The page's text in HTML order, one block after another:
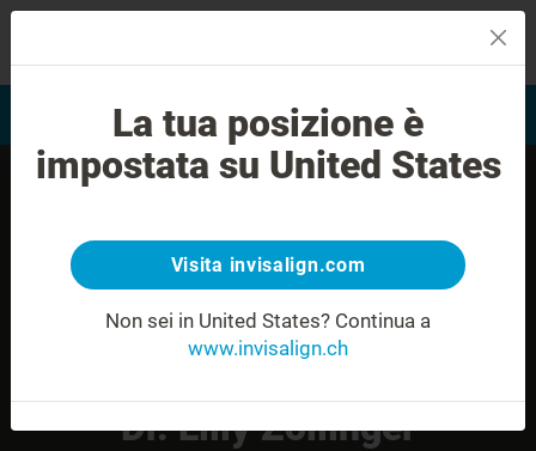
Valutazione del sorriso Trova Invisalign Provider
Dr. Lilly Zollinger
La tua posizione è
impostata su United States
Visita invisalign.com
Non sei in United States? Continua a
www.invisalign.ch